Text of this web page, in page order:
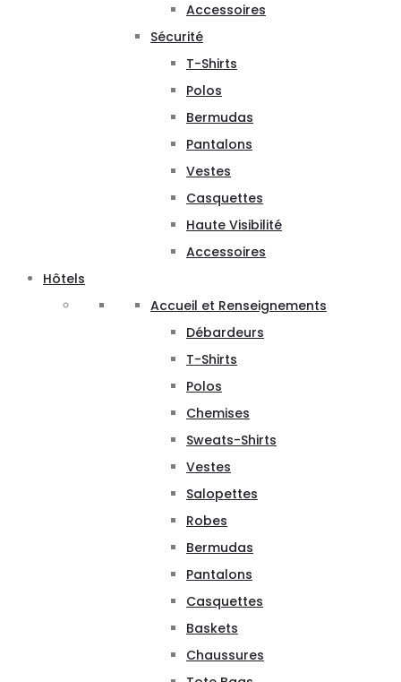
Accessoires
Sécurité
T-Shirts
Polos
Bermudas
Pantalons
Vestes
Casquettes
Haute Visibilité
Accessoires
Hôtels
Accueil et Renseignements
Débardeurs
T-Shirts
Polos
Chemises
Sweats-Shirts
Vestes
Salopettes
Robes
Bermudas
Pantalons
Casquettes
Baskets
Chaussures